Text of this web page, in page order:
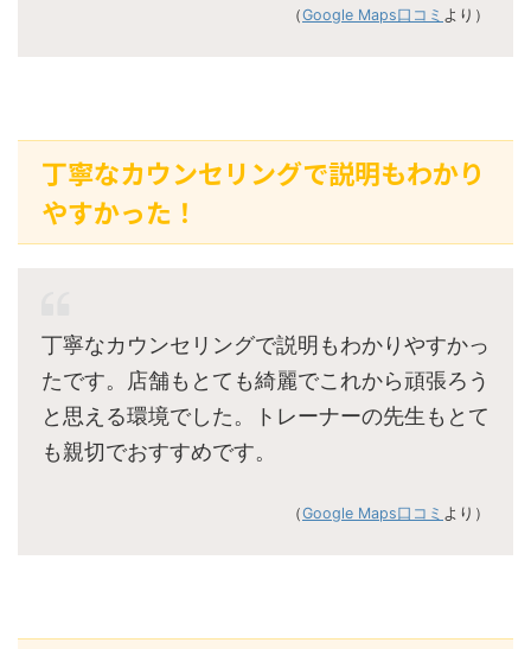
（Google Maps口コミ より）
丁寧なカウンセリングで説明もわかり
やすかった！
丁寧なカウンセリングで説明もわかりやすかっ
たです。店舗もとても綺麗でこれから頑張ろう
と思える環境でした。トレーナーの先生もとて
も親切でおすすめです。
（Google Maps口コミ より）